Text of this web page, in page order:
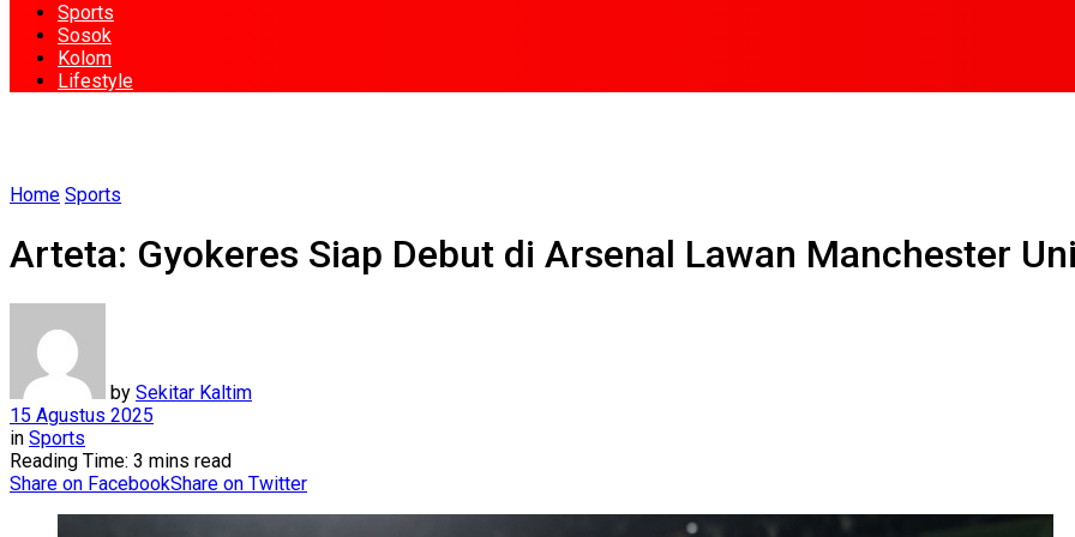
Sports
Sosok
Kolom
Lifestyle
Home Sports
Arteta: Gyokeres Siap Debut di Arsenal Lawan Manchester
by Sekitar Kaltim
15 Agustus 2025
in Sports
Reading Time: 3 mins read
Share on FacebookShare on Twitter